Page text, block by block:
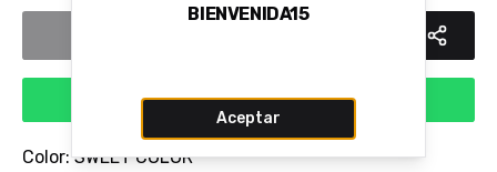
Comprar via WhatsApp
Color: SWEET COLOR
BIENVENIDA15
Aceptar